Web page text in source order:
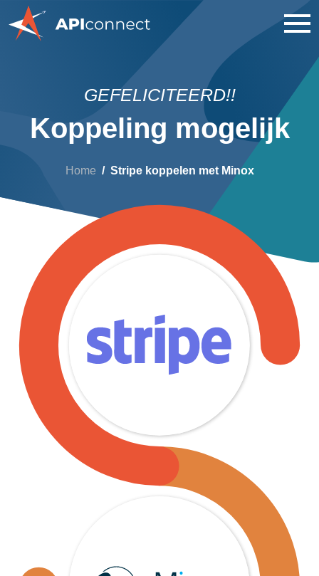
GEFELICITEERD!!
Koppeling mogelijk
Home Stripe koppelen met Minox